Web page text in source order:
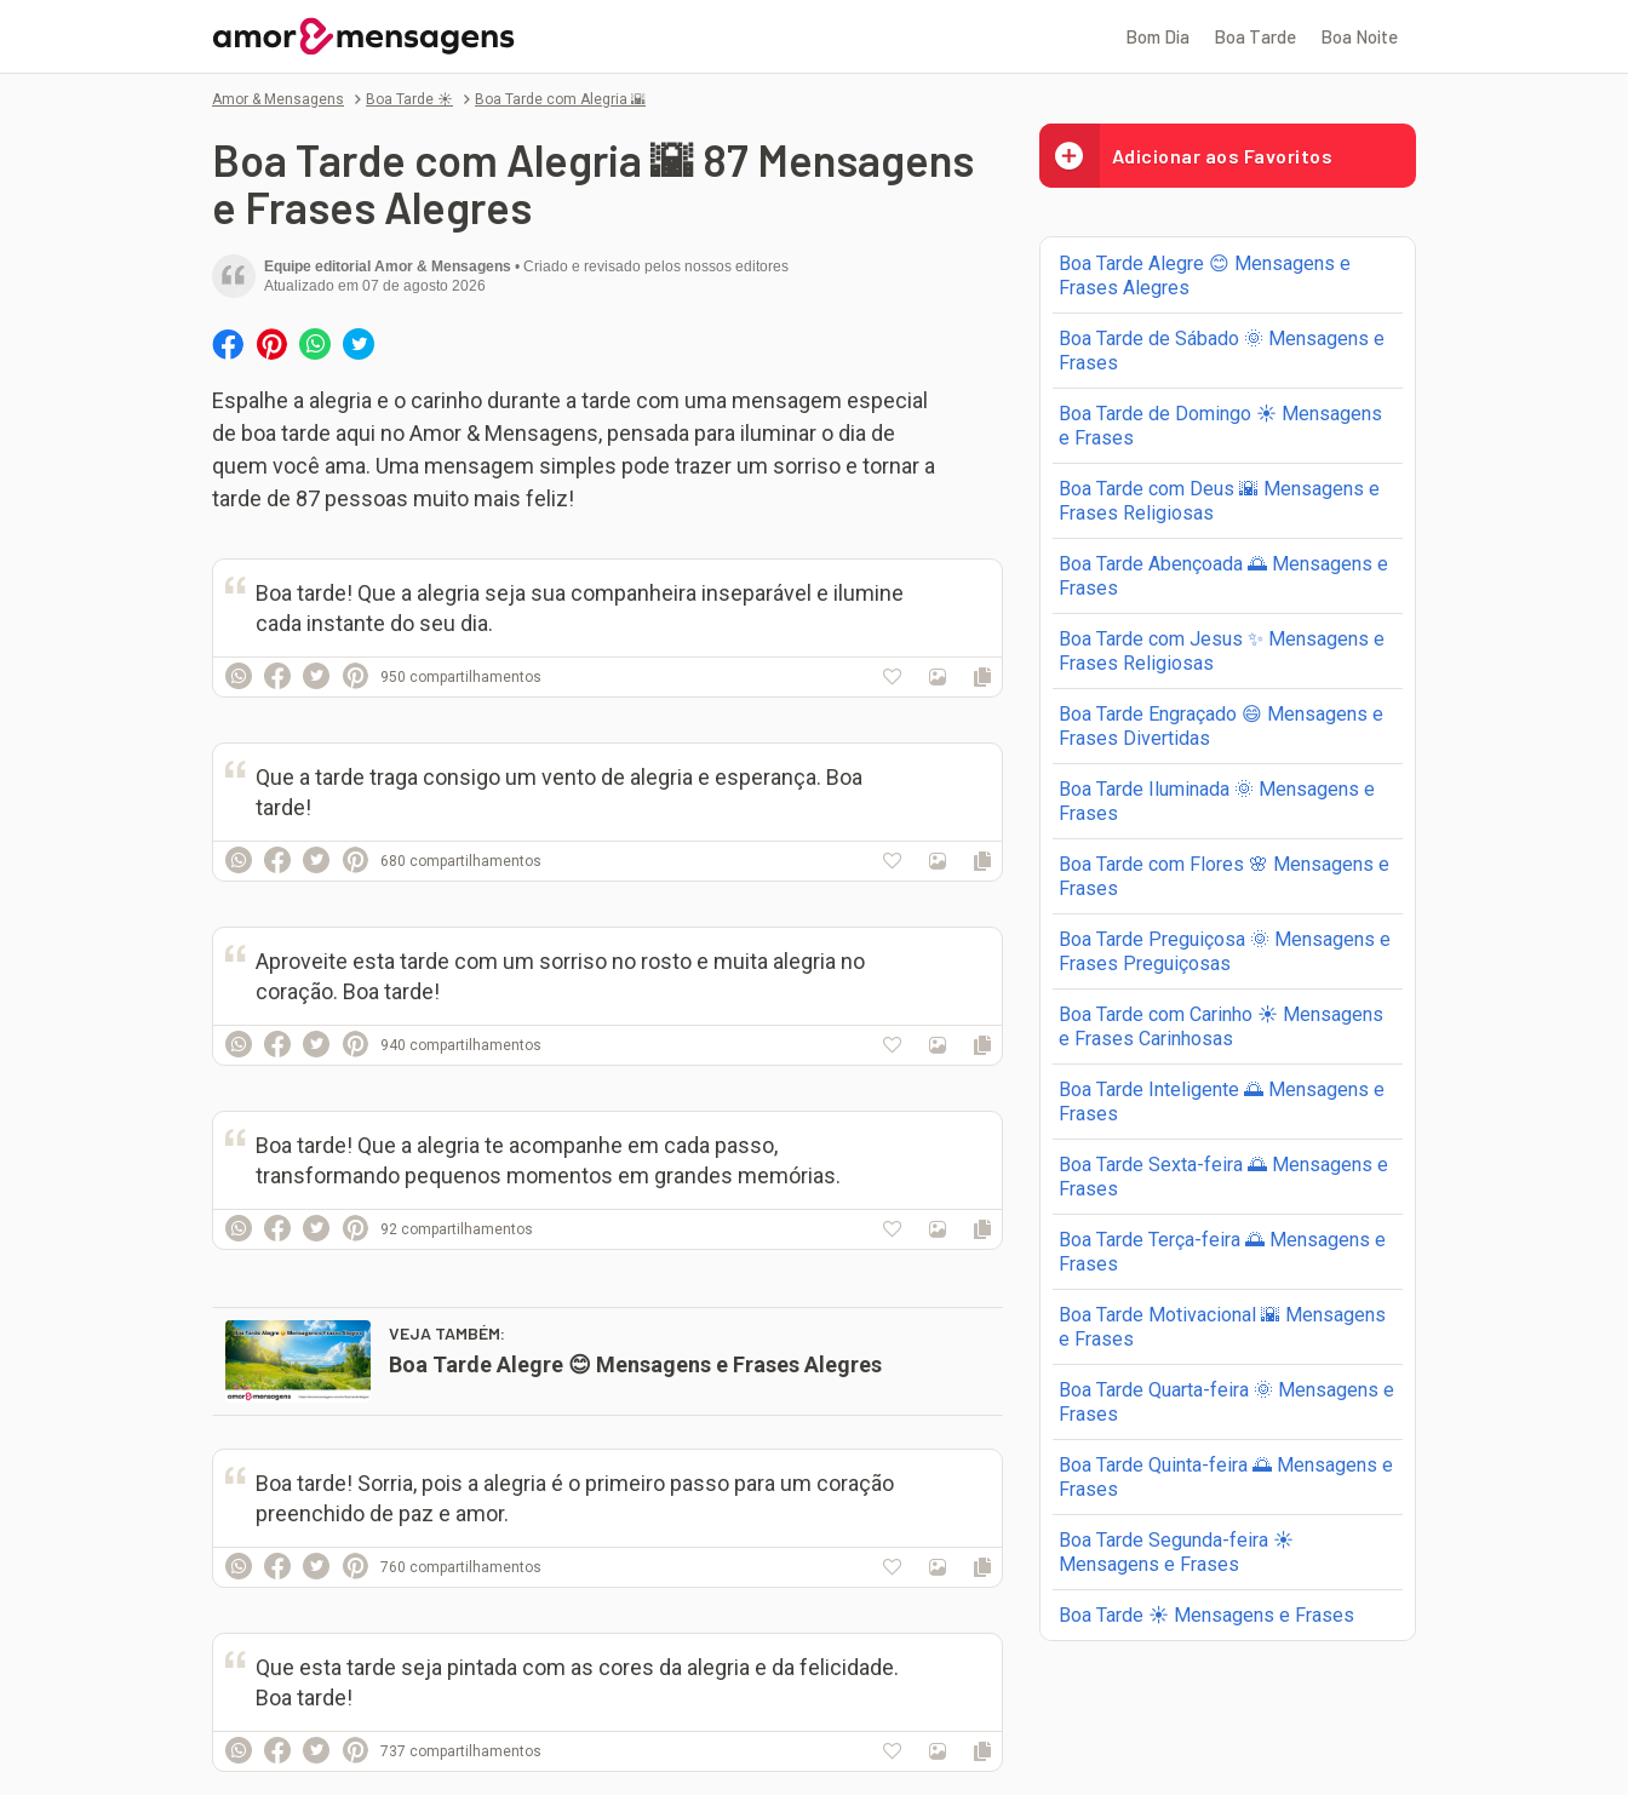
Bom Dia Boa Tarde Boa Noite
Amor & Mensagens Boa Tarde ☀️ Boa Tarde com Alegria 🌇
Boa Tarde com Alegria 🌇 87 Mensagens
e Frases Alegres
Equipe editorial Amor & Mensagens
Criado e revisado pelos nossos editores
Atualizado em 07 de agosto 2026
Espalhe a alegria e o carinho durante a tarde com uma mensagem especial
de boa tarde aqui no Amor & Mensagens, pensada para iluminar o dia de
quem você ama. Uma mensagem simples pode trazer um sorriso e tornar a
tarde de 87 pessoas muito mais feliz!
Boa tarde! Que a alegria seja sua companheira inseparável e ilumine
cada instante do seu dia.
950 compartilhamentos
Que a tarde traga consigo um vento de alegria e esperança. Boa
tarde!
680 compartilhamentos
Aproveite esta tarde com um sorriso no rosto e muita alegria no
coração. Boa tarde!
940 compartilhamentos
Boa tarde! Que a alegria te acompanhe em cada passo,
transformando pequenos momentos em grandes memórias.
92 compartilhamentos
VEJA TAMBÉM:
Boa Tarde Alegre 😊 Mensagens e Frases Alegres
Boa tarde! Sorria, pois a alegria é o primeiro passo para um coração
preenchido de paz e amor.
760 compartilhamentos
Que esta tarde seja pintada com as cores da alegria e da felicidade.
Boa tarde!
737 compartilhamentos
Adicionar aos Favoritos
Boa Tarde Alegre 😊 Mensagens e
Frases Alegres
Boa Tarde de Sábado 🌞 Mensagens e
Frases
Boa Tarde de Domingo ☀️ Mensagens
e Frases
Boa Tarde com Deus 🌇 Mensagens e
Frases Religiosas
Boa Tarde Abençoada 🌅 Mensagens e
Frases
Boa Tarde com Jesus ✨ Mensagens e
Frases Religiosas
Boa Tarde Engraçado 😄 Mensagens e
Frases Divertidas
Boa Tarde Iluminada 🌞 Mensagens e
Frases
Boa Tarde com Flores 🌸 Mensagens e
Frases
Boa Tarde Preguiçosa 🌞 Mensagens e
Frases Preguiçosas
Boa Tarde com Carinho ☀️ Mensagens
e Frases Carinhosas
Boa Tarde Inteligente 🌅 Mensagens e
Frases
Boa Tarde Sexta-feira 🌅 Mensagens e
Frases
Boa Tarde Terça-feira 🌅 Mensagens e
Frases
Boa Tarde Motivacional 🌇 Mensagens
e Frases
Boa Tarde Quarta-feira 🌞 Mensagens e
Frases
Boa Tarde Quinta-feira 🌅 Mensagens e
Frases
Boa Tarde Segunda-feira ☀️
Mensagens e Frases
Boa Tarde ☀️ Mensagens e Frases